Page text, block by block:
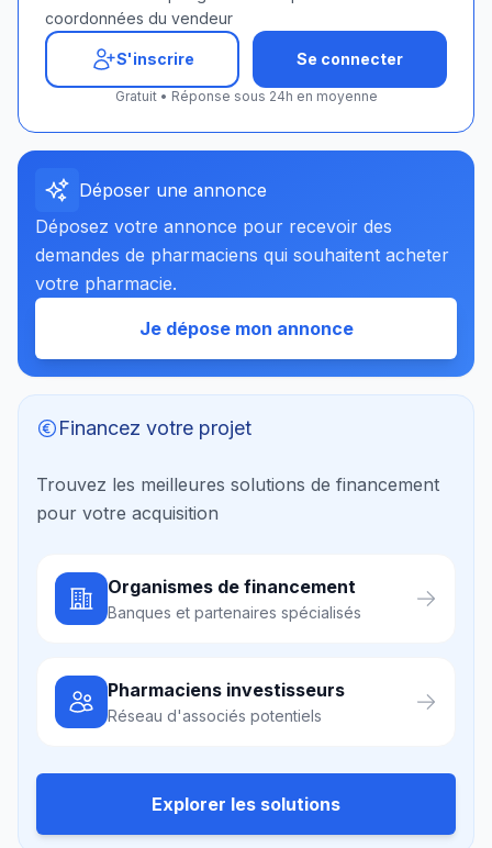
coordonnées du vendeur
S'inscrire Se connecter
Gratuit • Réponse sous 24h en moyenne
Déposer une annonce
Déposez votre annonce pour recevoir des
demandes de pharmaciens qui souhaitent acheter
votre pharmacie.
Je dépose mon annonce
Financez votre projet
Trouvez les meilleures solutions de financement
pour votre acquisition
Organismes de financement
Banques et partenaires spécialisés
Pharmaciens investisseurs
Réseau d'associés potentiels
Explorer les solutions